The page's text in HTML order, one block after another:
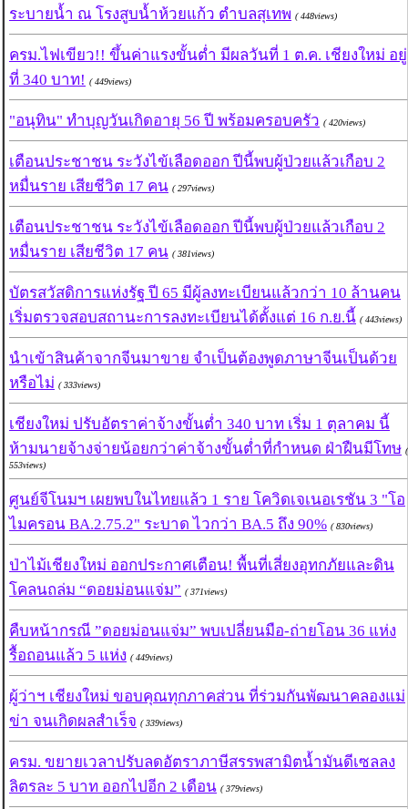
ระบายน้ำ ณ โรงสูบน้ำห้วยแก้ว ตำบลสุเทพ ( 448views)
ครม.ไฟเขียว!! ขึ้นค่าแรงขั้นต่ำ มีผลวันที่ 1 ต.ค. เชียงใหม่ อยู่
ที่ 340 บาท! ( 449views)
"อนุทิน" ทำบุญวันเกิดอายุ 56 ปี พร้อมครอบครัว ( 420views)
เตือนประชาชน ระวังไข้เลือดออก ปีนี้พบผู้ป่วยแล้วเกือบ 2
หมื่นราย เสียชีวิต 17 คน ( 297views)
เตือนประชาชน ระวังไข้เลือดออก ปีนี้พบผู้ป่วยแล้วเกือบ 2
หมื่นราย เสียชีวิต 17 คน ( 381views)
บัตรสวัสดิการแห่งรัฐ ปี 65 มีผู้ลงทะเบียนแล้วกว่า 10 ล้านคน
เริ่มตรวจสอบสถานะการลงทะเบียนได้ตั้งแต่ 16 ก.ย.นี้ ( 443views)
นำเข้าสินค้าจากจีนมาขาย จำเป็นต้องพูดภาษาจีนเป็นด้วย
หรือไม่ ( 333views)
เชียงใหม่ ปรับอัตราค่าจ้างขั้นต่ำ 340 บาท เริ่ม 1 ตุลาคม นี้
ห้ามนายจ้างจ่ายน้อยกว่าค่าจ้างขั้นต่ำที่กำหนด ฝ่าฝืนมีโทษ (
553views)
ศูนย์จีโนมฯ เผยพบในไทยแล้ว 1 ราย โควิดเจเนอเรชัน 3 "โอ
ไมครอน BA.2.75.2" ระบาด ไวกว่า BA.5 ถึง 90% ( 830views)
ป่าไม้เชียงใหม่ ออกประกาศเตือน! พื้นที่เสี่ยงอุทกภัยและดิน
โคลนถล่ม “ดอยม่อนแจ่ม” ( 371views)
คืบหน้ากรณี ”ดอยม่อนแจ่ม” พบเปลี่ยนมือ-ถ่ายโอน 36 แห่ง
รื้อถอนแล้ว 5 แห่ง ( 449views)
ผู้ว่าฯ เชียงใหม่ ขอบคุณทุกภาคส่วน ที่ร่วมกันพัฒนาคลองแม่
ข่า จนเกิดผลสำเร็จ ( 339views)
ครม. ขยายเวลาปรับลดอัตราภาษีสรรพสามิตน้ำมันดีเซลลง
ลิตรละ 5 บาท ออกไปอีก 2 เดือน ( 379views)